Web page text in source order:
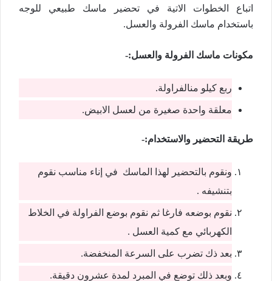
اتباع الخطوات الاتية في تحضير ماسك طبيعي للوجه
باستخدام ماسك الفرولة والعسل.
مكونات ماسك الفرولة والعسل:-
ربع كيلو منالفراولة.
معلقة واحدة صغيرة من لعسل الابيض.
طريقة التحضير والاستخدام:-
ونقوم بالتحضير لهذا الماسك في إناء مناسب نقوم
بتنشيفه .
نقوم بوضعه فارغا ثم نقوم بوضع الفراولة في الخلاط
الكهربائي مع كمية العسل .
بعد ذك تضرب على السرعة المنخفضة.
وبعد ذلك توضع في المبرد لمدة عشرون دقيقة.